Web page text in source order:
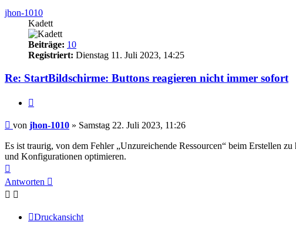
jhon-1010
Kadett
Beiträge: 10
Registriert: Dienstag 11. Juli 2023, 14:25
Re: StartBildschirme: Buttons reagieren nicht immer sofort
Beitrag
von jhon-1010 » Samstag 22. Juli 2023, 11:26
Es ist traurig, von dem Fehler „Unzureichende Ressourcen“ beim Erstellen
und Konfigurationen optimieren.
oben
Antworten
Druckansicht